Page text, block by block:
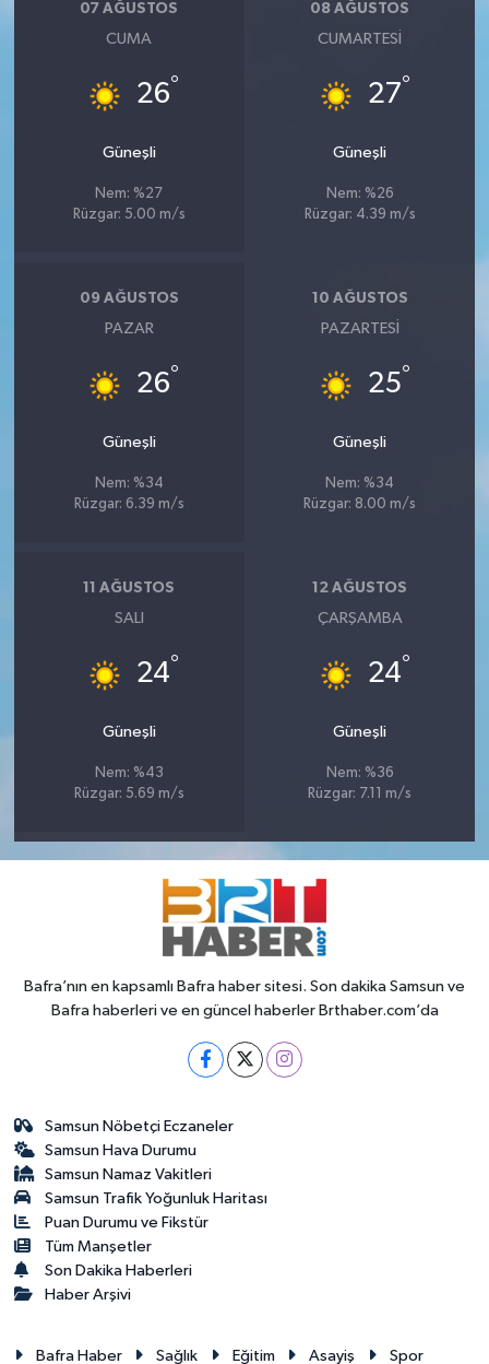
07 AĞUSTOS
CUMA
26°
Güneşli
Nem: %27
Rüzgar: 5.00 m/s
08 AĞUSTOS
CUMARTESI
27°
Güneşli
Nem: %26
Rüzgar: 4.39 m/s
09 AĞUSTOS
PAZAR
26°
Güneşli
Nem: %34
Rüzgar: 6.39 m/s
10 AĞUSTOS
PAZARTESI
25°
Güneşli
Nem: %34
Rüzgar: 8.00 m/s
11 AĞUSTOS
SALI
24°
Güneşli
Nem: %43
Rüzgar: 5.69 m/s
12 AĞUSTOS
ÇARŞAMBA
24°
Güneşli
Nem: %36
Rüzgar: 7.11 m/s
Bafra’nın en kapsamlı Bafra haber sitesi. Son dakika Samsun ve
Bafra haberleri ve en güncel haberler Brthaber.com’da
Samsun Nöbetçi Eczaneler
Samsun Hava Durumu
Samsun Namaz Vakitleri
Samsun Trafik Yoğunluk Haritası
Puan Durumu ve Fikstür
Tüm Manşetler
Son Dakika Haberleri
Haber Arşivi
Bafra Haber Sağlık Eğitim Asayiş Spor